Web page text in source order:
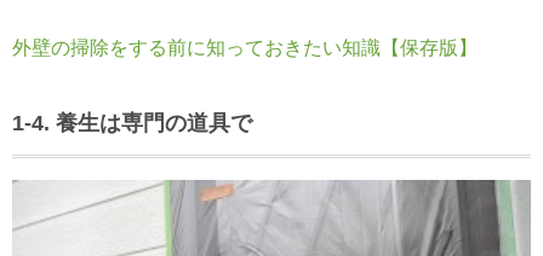
外壁の掃除をする前に知っておきたい知識【保存版】
1-4. 養生は専門の道具で